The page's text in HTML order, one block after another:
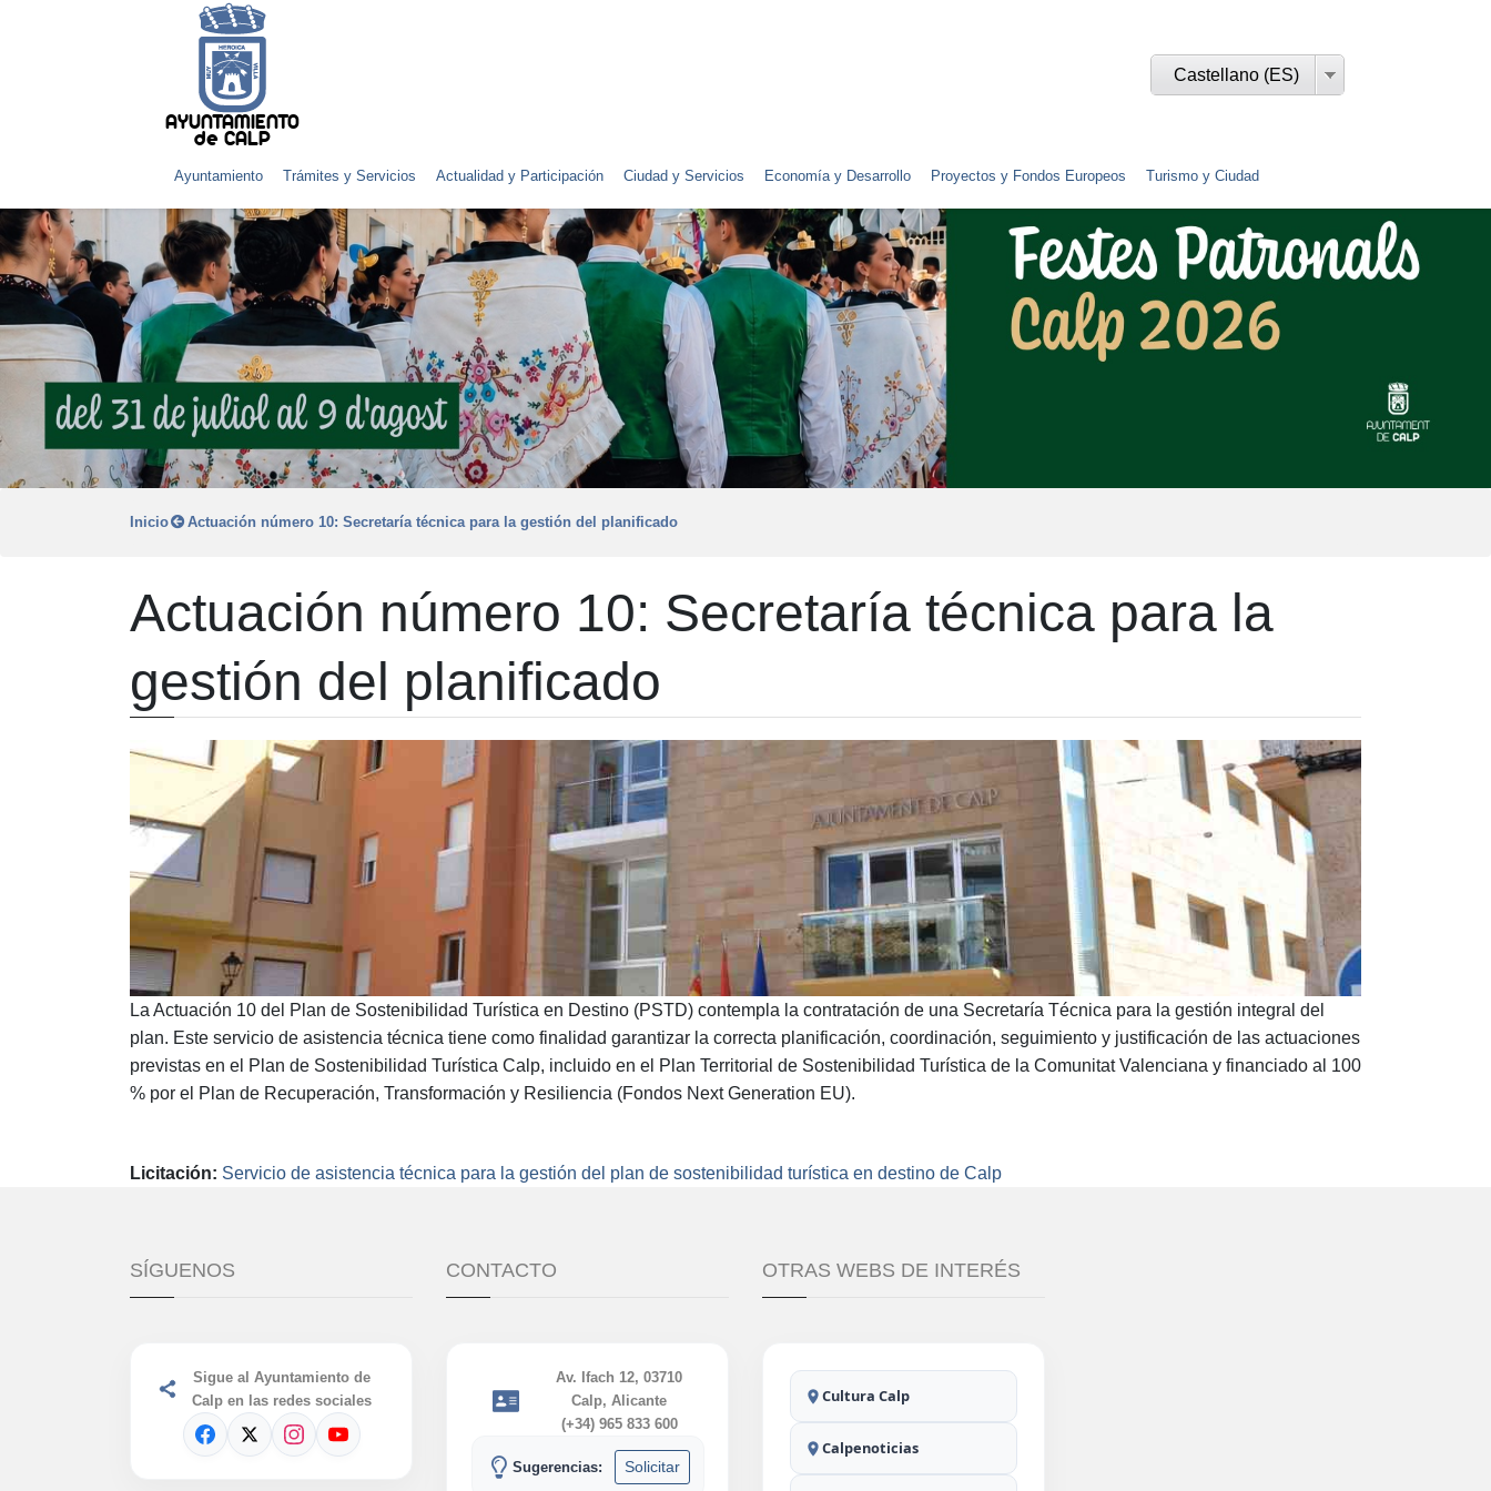
AYUNTAMIENTO
de CALP
Castellano (ES)
Ayuntamiento Trámites y Servicios Actualidad y Participación Ciudad y Servicios Economía y Desarrollo Proyectos y Fondos Europeos Turismo y Ciudad
Inicio Actuación número 10: Secretaría técnica para la gestión del planificado
Actuación número 10: Secretaría técnica para la
gestión del planificado
La Actuación 10 del Plan de Sostenibilidad Turística en Destino (PSTD) contempla la contratación de una Secretaría Técnica para la gestión integral del
plan. Este servicio de asistencia técnica tiene como finalidad garantizar la correcta planificación, coordinación, seguimiento y justificación de las actuaciones
previstas en el Plan de Sostenibilidad Turística Calp, incluido en el Plan Territorial de Sostenibilidad Turística de la Comunitat Valenciana y financiado al 100
% por el Plan de Recuperación, Transformación y Resiliencia (Fondos Next Generation EU).
Licitación: Servicio de asistencia técnica para la gestión del plan de sostenibilidad turística en destino de Calp
SÍGUENOS
Sigue al Ayuntamiento de
Calp en las redes sociales
CONTACTO
Av. Ifach 12, 03710
Calp, Alicante
(+34) 965 833 600
Sugerencias: Solicitar
OTRAS WEBS DE INTERÉS
Cultura Calp
Calpenoticias